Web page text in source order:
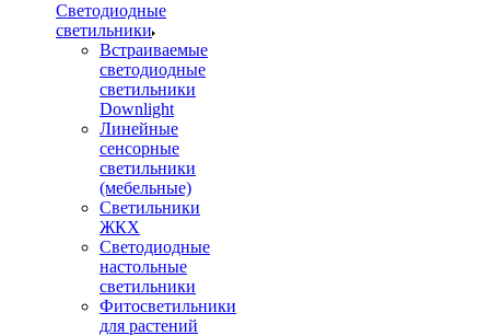
Светодиодные
светильники
Встраиваемые
светодиодные
светильники
Downlight
Линейные
сенсорные
светильники
(мебельные)
Светильники
ЖКХ
Светодиодные
настольные
светильники
Фитосветильники
для растений